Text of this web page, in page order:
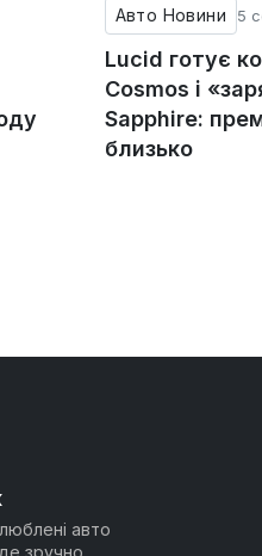
Авто Новини 5
Lucid готує
Cosmos і
Sapphire:
близько
авто
зручно.